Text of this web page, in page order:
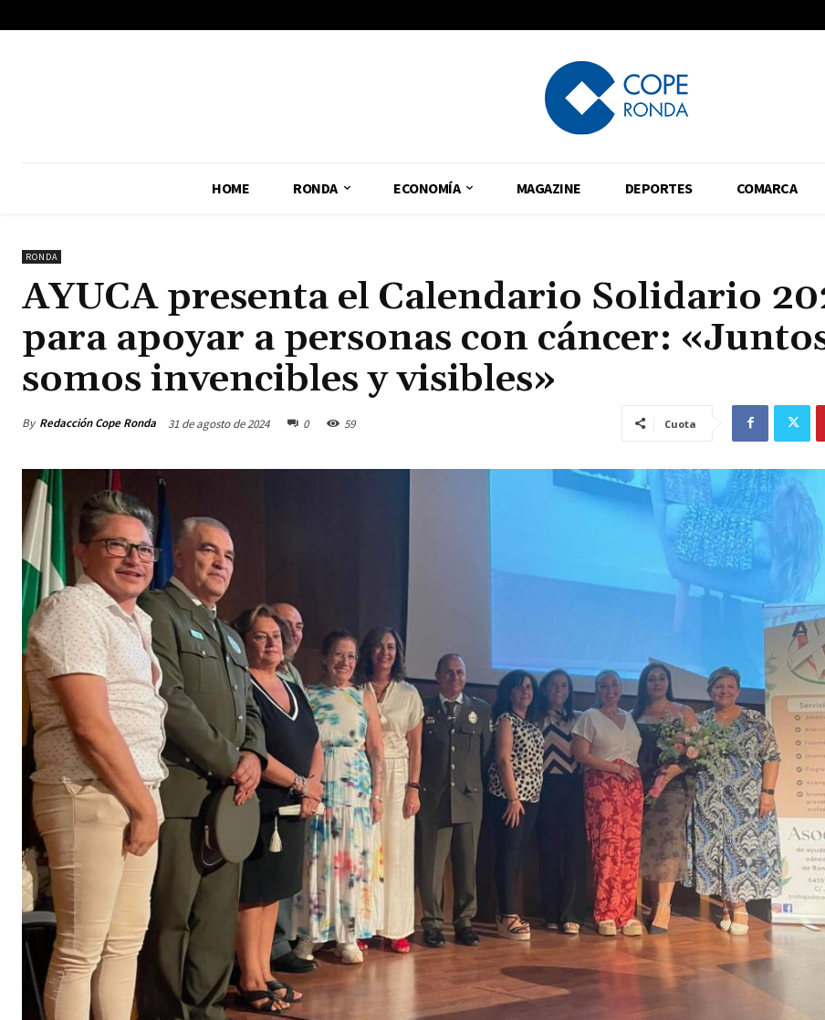
HOME RONDA ECONOMÍA MAGAZINE DEPORTES COMARCA
RONDA
AYUCA presenta el Calendario Solidario
para apoyar a personas con cáncer:
somos invencibles y visibles»
By Redacción Cope Ronda 31 de agosto de 2024 0 59 Cuota